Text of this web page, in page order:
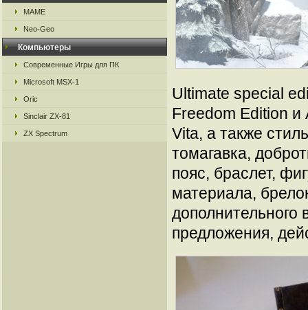
MAME
Neo-Geo
Компьютеры
Современные Игры для ПК
Microsoft MSX-1
Oric
Sinclair ZX-81
ZX Spectrum
Ultimate special
Freedom Edition и
Vita, а также
томагавка,
пояс, браслет,
материала,
дополнительного
предложения,